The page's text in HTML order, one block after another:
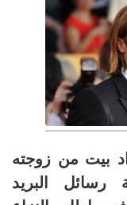
بيت من زوجته
رسائل البريد